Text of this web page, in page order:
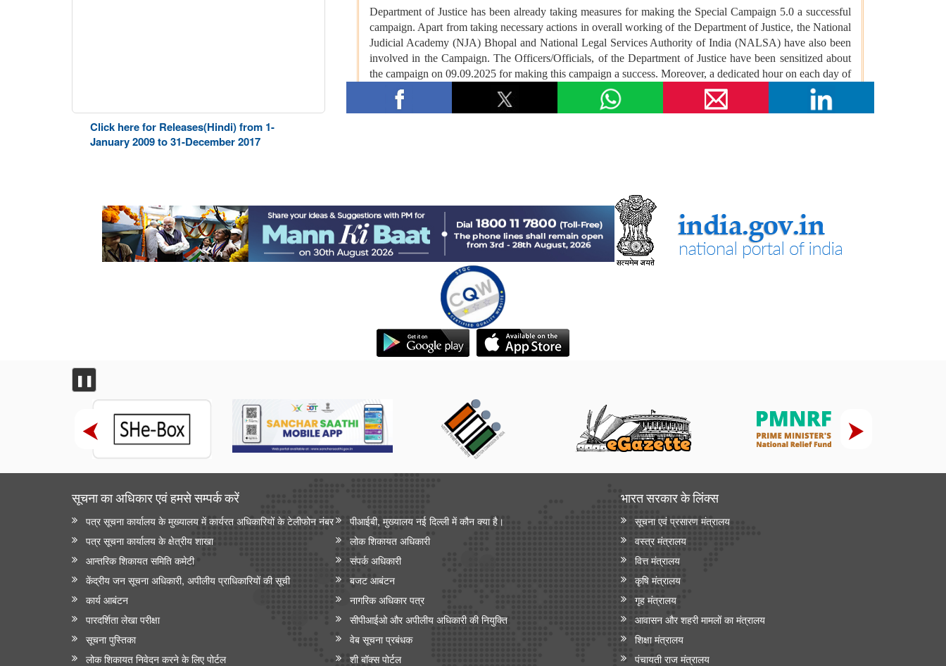
Click here for Releases(Hindi) from 1-
January 2009 to 31-December 2017
❚❚
सूचना का अधिकार एवं हमसे सम्‍पर्क करें
पत्र सूचना कार्यालय के मुख्यालय में कार्यरत अधिकारियों के टेलीफोन नंबर
पीआईबी, मुख्यालय नई दिल्ली में कौन क्या है।
पत्र सूचना कार्यालय के क्षेत्रीय शाखा
लोक शिकायत अधिकारी
आन्‍तरिक शिकायत समिति कमेटी
संपर्क अधिकारी
केंद्रीय जन सूचना अधिकारी, अपीलीय प्राधिकारियों की सूची
बजट आबंटन
कार्य आबंटन
नागरिक अधिकार पत्र
पारदर्शिता लेखा परीक्षा
सीपीआईओ और अपी‍लीय अधिकारी की नियुक्ति
सूचना पुस्तिका
वेब सूचना प्रबंधक
लोक शिकायत निवेदन करने के लिए पोर्टल
शी बॉक्स पोर्टल
भारत सरकार के लिंक्‍स
सूचना एवं प्रसारण मंत्रालय
वस्त्र मंत्रालय
वित्त मंत्रालय
कृषि मंत्रालय
गृह मंत्रालय
आवासन और शहरी मामलों का मंत्रालय
शिक्षा मंत्रालय
पंचायती राज मंत्रालय